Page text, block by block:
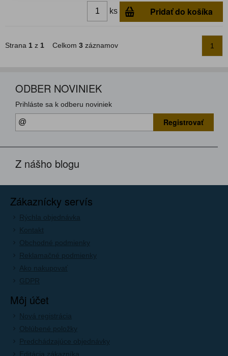
ks Pridať do košíka
Strana 1 z 1 Celkom 3 záznamov 1
ODBER NOVINIEK
Prihláste sa k odberu noviniek
Registrovať
Z nášho blogu
Zákaznícky servís
Rýchla objednávka
Kontakt
Obchodné podmienky
Reklamačné podmienky
Ako nakupovať
GDPR
Môj účet
Nová registrácia
Oblúbené položky
Predchádzajúce objednávky
Editácia zákazníka